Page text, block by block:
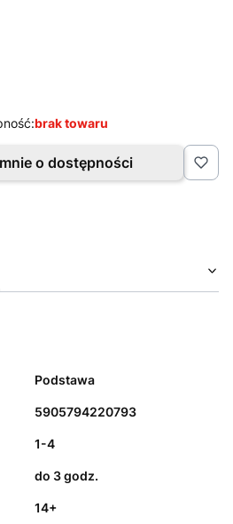
brak towaru
o dostępności
Podstawa
5905794220793
1-4
do 3 godz.
14+